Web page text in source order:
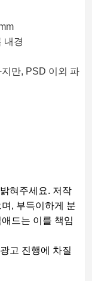
내경
만, PSD 이외 파
혀주세요. 저작
, 부득이하게 분
드는 이를 책임
고 진행에 차질